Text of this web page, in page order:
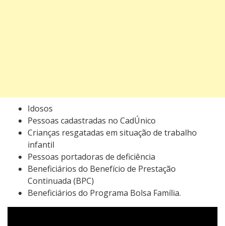
Idosos
Pessoas cadastradas no CadÚnico
Crianças resgatadas em situação de trabalho
infantil
Pessoas portadoras de deficiência
Beneficiários do Benefício de Prestação
Continuada (BPC)
Beneficiários do Programa Bolsa Família.